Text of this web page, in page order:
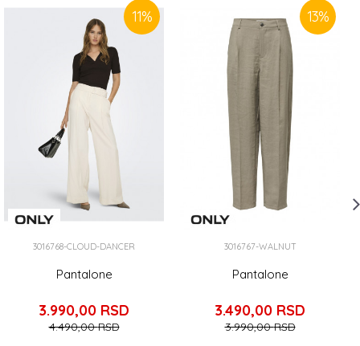
11%
3016768-CLOUD-DANCER
Pantalone
3.990,00 RSD
4.490,00RSD
13%
3016767-WALNUT
Pantalone
3.490,00 RSD
3.990,00RSD